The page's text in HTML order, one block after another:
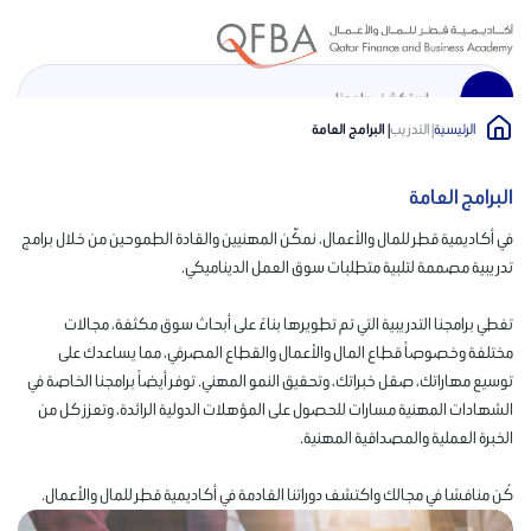
الرئيسية
نبذة عن الأكاديمية
برامج التدريب المهني
جامعة نورثمبريا
الرئيسية| التدريب| البرامج العامة
البرامج العامة
في أكاديمية قطر للمال والأعمال، نمكّن المهنيين والقادة الطموحين من خلال برامج
تدريبية مصممة لتلبية متطلبات سوق العمل الديناميكي.
تغطي برامجنا التدريبية التي تم تطويرها بناءً على أبحاث سوق مكثفة، مجالات
مختلفة وخصوصاً قطاع المال والأعمال والقطاع المصرفي، مما يساعدك على
توسيع مهاراتك، صقل خبراتك، وتحقيق النمو المهني. توفر أيضاً برامجنا الخاصة في
الشهادات المهنية مسارات للحصول على المؤهلات الدولية الرائدة، وتعزز كل من
الخبرة العملية والمصداقية المهنية.
كُن منافسًا في مجالك واكتشف دوراتنا القادمة في أكاديمية قطر للمال والأعمال.